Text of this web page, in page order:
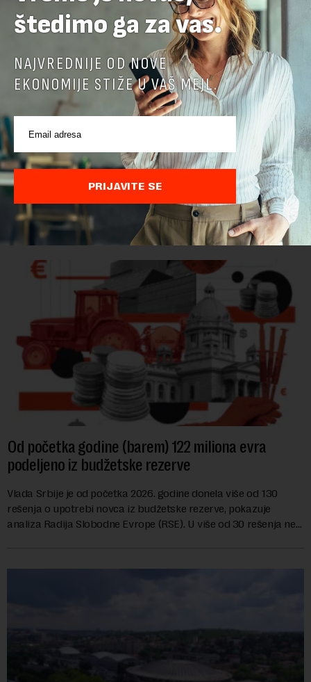
Ministarstvo: EK potvrdila da je Srbija unapredila
kontrolu hrane biljnog porekla
Ministarstvo poljoprivrede, šumarstva i vodoprivrede saopštilo
je danas da je Evropska komisija potvrdila da je Srbija
značajno unapredila sistem službenih kontrola bezbednosti
hrane biljnog porekla, te da k...
Od početka godine (barem) 122 miliona evra
podeljeno iz budžetske rezerve
Vlada Srbije je od početka 2026. godine donela više od 130
rešenja o upotrebi novca iz budžetske rezerve, pokazuje
analiza Radija Slobodne Evrope (RSE). U više od 30 rešenja ne
štedimo ga za vas.
NAJVREDNIJE OD NOVE
EKONOMIJE STIŽE U VAŠ MEJL.
PRIJAVITE SE